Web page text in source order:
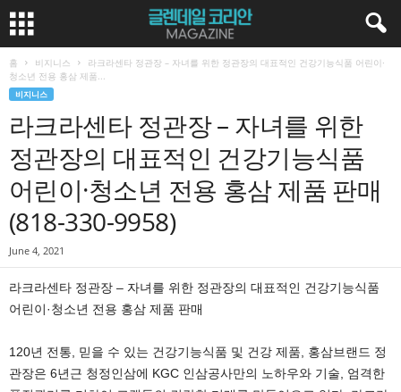
홈 비지니스
라크라센타 정관장 – 자녀를 위한 정관장의 대표적인 건강기능식품 어린이·
청소년 전용 홍삼 제품...
비지니스
라크라센타 정관장 – 자녀를 위한
정관장의 대표적인 건강기능식품
어린이·청소년 전용 홍삼 제품 판매
(818-330-9958)
June 4, 2021
라크라센타 정관장 – 자녀를 위한 정관장의 대표적인 건강기능식품
어린이·청소년 전용 홍삼 제품 판매
120년 전통, 믿을 수 있는 건강기능식품 및 건강 제품, 홍삼브랜드 정
관장은 6년근 청정인삼에 KGC 인삼공사만의 노하우와 기술, 엄격한